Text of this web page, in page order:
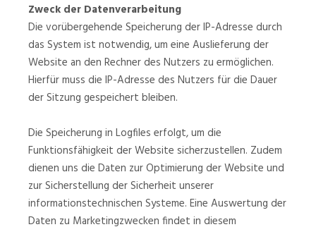
Zweck der Datenverarbeitung
Die vorübergehende Speicherung der IP-Adresse durch
das System ist notwendig, um eine Auslieferung der
Website an den Rechner des Nutzers zu ermöglichen.
Hierfür muss die IP-Adresse des Nutzers für die Dauer
der Sitzung gespeichert bleiben.
Die Speicherung in Logfiles erfolgt, um die
Funktionsfähigkeit der Website sicherzustellen. Zudem
dienen uns die Daten zur Optimierung der Website und
zur Sicherstellung der Sicherheit unserer
informationstechnischen Systeme. Eine Auswertung der
Daten zu Marketingzwecken findet in diesem